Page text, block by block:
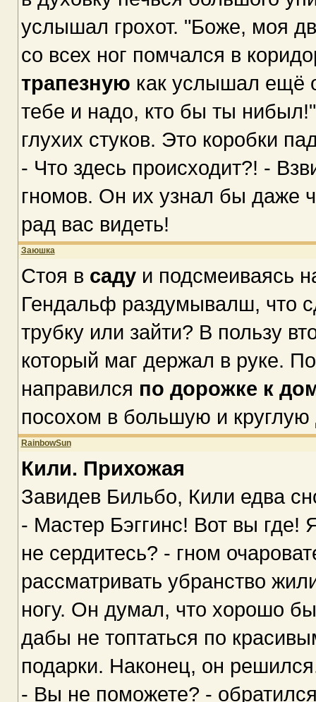
услышал грохот. "Боже, моя
со всех ног помчался в
трапезную как услышал ещё
тебе и надо, кто бы ты
глухих стуков. Это коробки
- Что здесь происходит?! -
гномов. Он их узнал бы даже
рад вас видеть!
Заюшка
Стоя в садуи подсмеиваясь
Гендальф раздумывалш, что
трубку или зайти? В пользу
который маг держал в руке.
направился по дорожке к
посохом в большую и круглую
RainbowSun
Кили. Прихожая
Завидев Бильбо, Кили едва
- Мастер Бэггинс! Вот вы
не сердитесь? - гном
рассматривать убранство
ногу. Он думал, что хорошо
дабы не топтаться по
подарки. Наконец, он
- Вы не поможете? -